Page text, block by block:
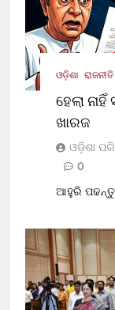
ଓଡ଼ିଶା ରାଜନୀତି
ହେଲା
ଖାରଜ
ଓଡ଼ିଶା
0
ଆହୁରି ପଢନ୍ତୁ